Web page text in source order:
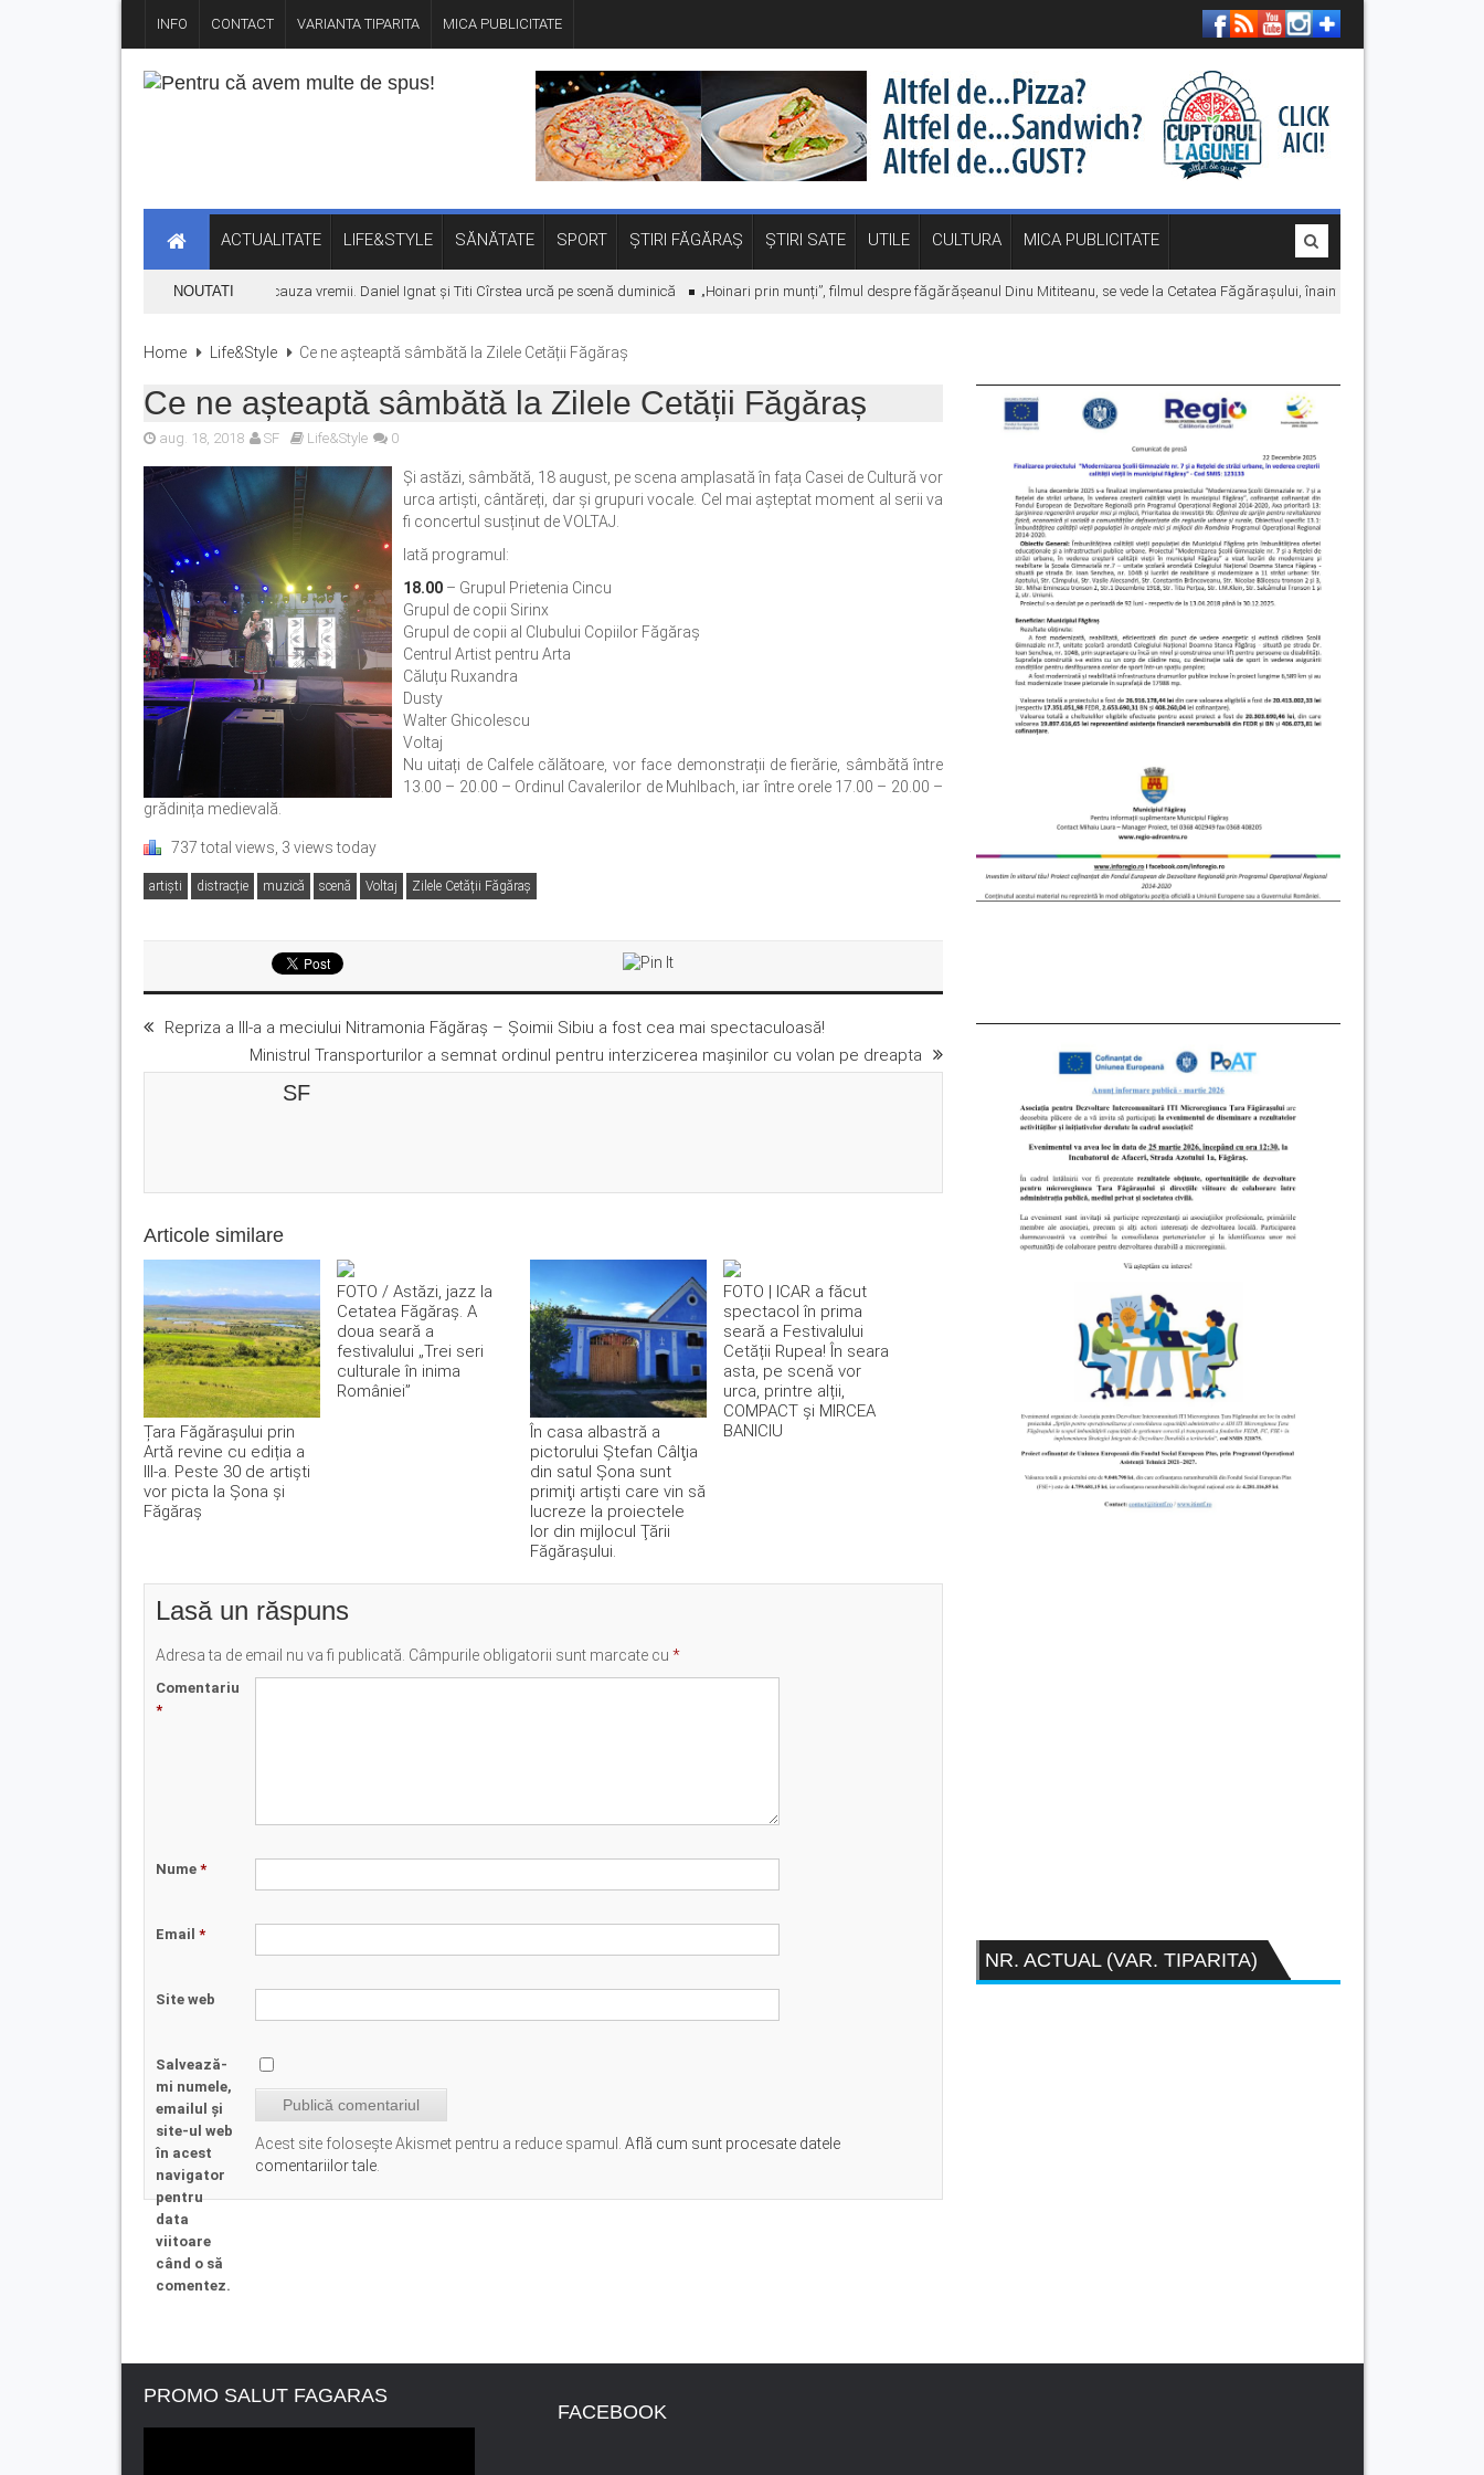
INFO CONTACT VARIANTA TIPARITA MICA PUBLICITATE
ACTUALITATE LIFE&STYLE SĂNĂTATE SPORT ȘTIRI FĂGĂRAȘ ȘTIRI SATE UTILE CULTURA MICA PUBLICITATE
NOUTATI
Concertul KLUMEA se amână din cauza vremii. Daniel Ignat și Titi Cîrstea urcă pe scenă duminică „Hoinari prin munți”, filmul despre făgărășeanul Dinu Mititeanu, se vede la Cetatea Făgărașului, înainte de premiera în
Home Life&Style Ce ne așteaptă sâmbătă la Zilele Cetății Făgăraș
Ce ne așteaptă sâmbătă la Zilele Cetății Făgăraș
aug. 18, 2018 SF Life&Style 0
Și astăzi, sâmbătă, 18 august, pe scena amplasată în fața Casei de Cultură vor
urca artiști, cântăreți, dar și grupuri vocale. Cel mai așteptat moment al serii va
fi concertul susținut de VOLTAJ.
Iată programul:
18.00 – Grupul Prietenia Cincu
Grupul de copii Sirinx
Grupul de copii al Clubului Copiilor Făgăraș
Centrul Artist pentru Arta
Căluțu Ruxandra
Dusty
Walter Ghicolescu
Voltaj
Nu uitați de Calfele călătoare, vor face demonstrații de fierărie, sâmbătă între
13.00 – 20.00 – Ordinul Cavalerilor de Muhlbach, iar între orele 17.00 – 20.00 –
grădinița medievală.
737 total views, 3 views today
artiști distracție muzică scenă Voltaj Zilele Cetății Făgăraș
Repriza a III-a a meciului Nitramonia Făgăraş – Şoimii Sibiu a fost cea mai spectaculoasă!
Ministrul Transporturilor a semnat ordinul pentru interzicerea maşinilor cu volan pe dreapta
SF
Articole similare
Țara Făgărașului prin
Artă revine cu ediția a
III-a. Peste 30 de artiști
vor picta la Șona și
Făgăraș
FOTO / Astăzi, jazz la
Cetatea Făgăraș. A
doua seară a
festivalului „Trei seri
culturale în inima
României”
În casa albastră a
pictorului Ştefan Câlţia
din satul Şona sunt
primiţi artişti care vin să
lucreze la proiectele
lor din mijlocul Ţării
Făgăraşului.
FOTO | ICAR a făcut
spectacol în prima
seară a Festivalului
Cetății Rupea! În seara
asta, pe scenă vor
urca, printre alții,
COMPACT și MIRCEA
BANICIU
Lasă un răspuns
Adresa ta de email nu va fi publicată. Câmpurile obligatorii sunt marcate cu *
Comentariu
*
Nume *
Email *
Site web
Salvează-
mi numele,
emailul și
site-ul web
în acest
navigator
pentru
data
viitoare
când o să
comentez.
Acest site folosește Akismet pentru a reduce spamul. Află cum sunt procesate datele
comentariilor tale.
NR. ACTUAL (VAR. TIPARITA)
PROMO SALUT FAGARAS
FACEBOOK